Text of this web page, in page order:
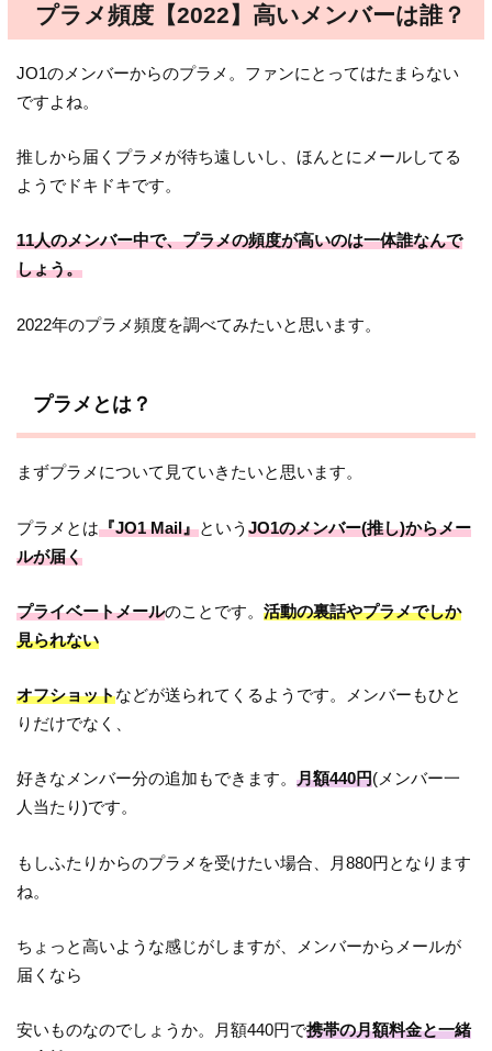
プラメ頻度【2022】高いメンバーは誰？
JO1のメンバーからのプラメ。ファンにとってはたまらない
ですよね。
推しから届くプラメが待ち遠しいし、ほんとにメールしてる
ようでドキドキです。
11人のメンバー中で、プラメの頻度が高いのは一体誰なんで
しょう。
2022年のプラメ頻度を調べてみたいと思います。
プラメとは？
まずプラメについて見ていきたいと思います。
プラメとは『JO1 Mail』というJO1のメンバー(推し)からメー
ルが届く
プライベートメールのことです。活動の裏話やプラメでしか
見られない
オフショットなどが送られてくるようです。メンバーもひと
りだけでなく、
好きなメンバー分の追加もできます。月額440円(メンバー一
人当たり)です。
もしふたりからのプラメを受けたい場合、月880円となります
ね。
ちょっと高いような感じがしますが、メンバーからメールが
届くなら
安いものなのでしょうか。月額440円で携帯の月額料金と一緒